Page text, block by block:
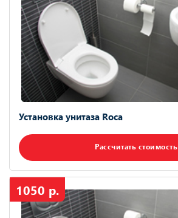
Установка унитаза Roca
Рассчитать стоимость
1050 р.